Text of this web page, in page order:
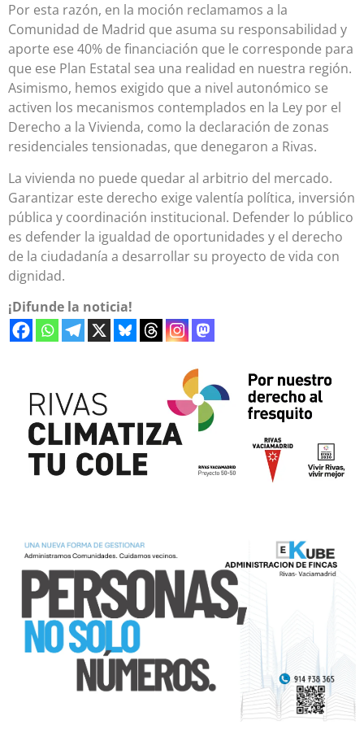
Por esta razón, en la moción reclamamos a la
Comunidad de Madrid que asuma su responsabilidad y
aporte ese 40% de financiación que le corresponde para
que ese Plan Estatal sea una realidad en nuestra región.
Asimismo, hemos exigido que a nivel autonómico se
activen los mecanismos contemplados en la Ley por el
Derecho a la Vivienda, como la declaración de zonas
residenciales tensionadas, que denegaron a Rivas.
La vivienda no puede quedar al arbitrio del mercado.
Garantizar este derecho exige valentía política, inversión
pública y coordinación institucional. Defender lo público
es defender la igualdad de oportunidades y el derecho
de la ciudadanía a desarrollar su proyecto de vida con
dignidad.
¡Difunde la noticia!